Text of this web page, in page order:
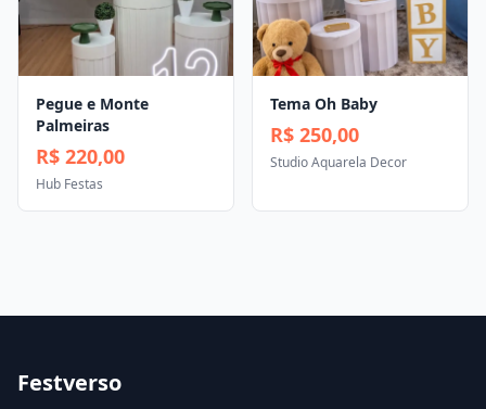
Pegue e Monte
Palmeiras
R$ 220,00
Hub Festas
Tema Oh Baby
R$ 250,00
Studio Aquarela Decor
Festverso